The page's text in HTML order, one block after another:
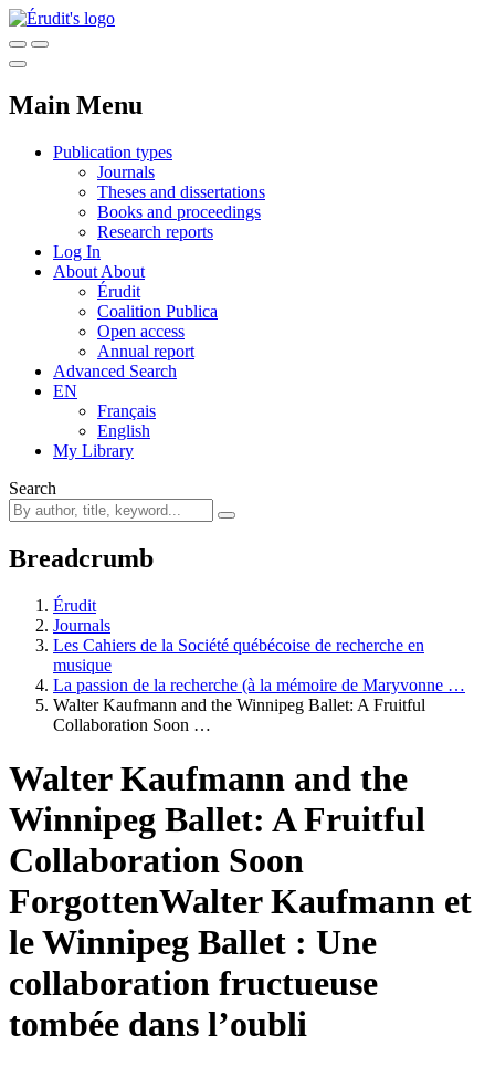
Main Menu
Publication types
Journals
Theses and dissertations
Books and proceedings
Research reports
Log In
About About
Érudit
Coalition Publica
Open access
Annual report
Advanced Search
EN
Français
English
My Library
Search
Breadcrumb
Érudit
Journals
Les Cahiers de la Société québécoise de recherche en
musique
La passion de la recherche (à la mémoire de Maryvonne …
Walter Kaufmann and the Winnipeg Ballet: A Fruitful
Collaboration Soon …
Walter Kaufmann and the
Winnipeg Ballet: A Fruitful
Collaboration Soon
ForgottenWalter Kaufmann et
le Winnipeg Ballet : Une
collaboration fructueuse
tombée dans l’oubli